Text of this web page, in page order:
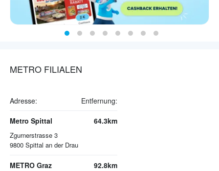
METRO FILIALEN
Adresse: Entfernung:
Metro Spittal
Zgurnerstrasse 3
9800 Spittal an der Drau
64.3km
METRO Graz 92.8km